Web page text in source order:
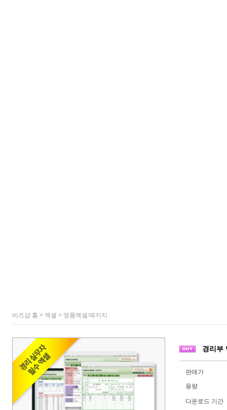
비즈샵 홈 > 엑셀 > 명품엑셀/패키지
경리부
판매가
용량
다운로드 기간